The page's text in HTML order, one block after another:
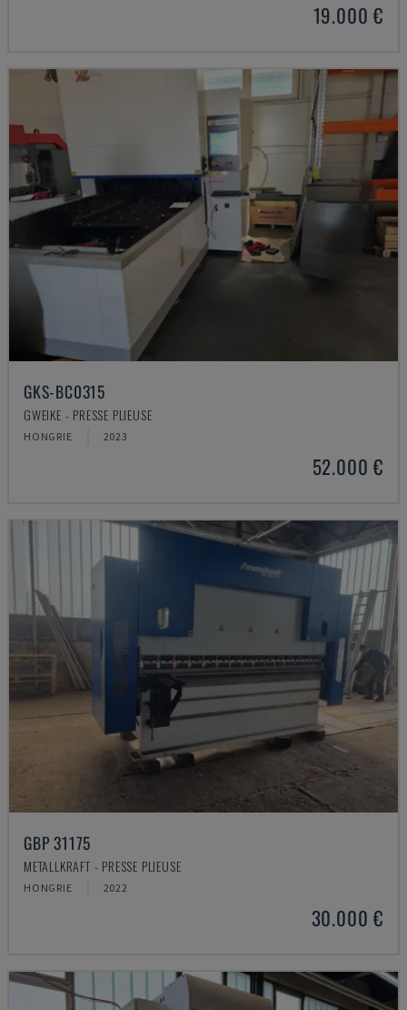
19.000 €
GKS-BC0315
GWEIKE - PRESSE PLIEUSE
HONGRIE 2023
52.000 €
GBP 31175
METALLKRAFT - PRESSE PLIEUSE
HONGRIE 2022
30.000 €